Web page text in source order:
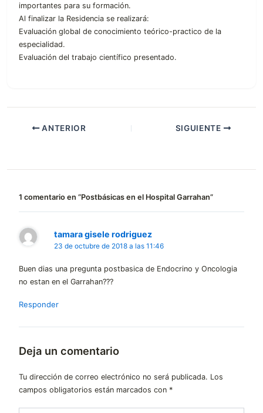
importantes para su formación.
Al finalizar la Residencia se realizará:
Evaluación global de conocimiento teórico-practico de la
especialidad.
Evaluación del trabajo científico presentado.
ANTERIOR SIGUIENTE
1 comentario en “Postbásicas en el Hospital Garrahan”
tamara gisele rodriguez
23 de octubre de 2018 a las 11:46
Buen dias una pregunta postbasica de Endocrino y Oncologia
no estan en el Garrahan???
Responder
Deja un comentario
Tu dirección de correo electrónico no será publicada. Los
campos obligatorios están marcados con *